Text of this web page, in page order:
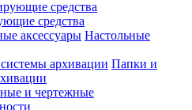
средства
Настольные
Папки и